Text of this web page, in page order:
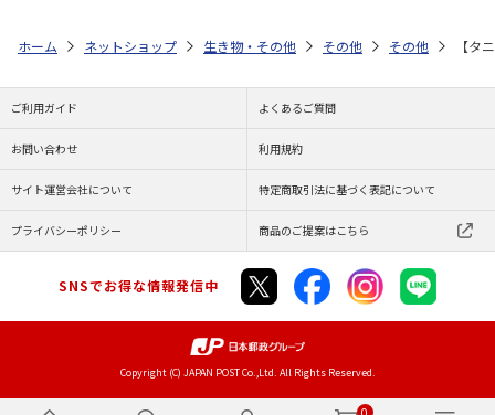
ホーム ネットショップ 生き物・その他 その他 その他 【タ
ご利用ガイド よくあるご質問
お問い合わせ 利用規約
サイト運営会社について 特定商取引法に基づく表記について
プライバシーポリシー 商品のご提案はこちら
SNSでお得な情報発信中
Copyright (C) JAPAN POST Co.,Ltd. All Rights Reserved.